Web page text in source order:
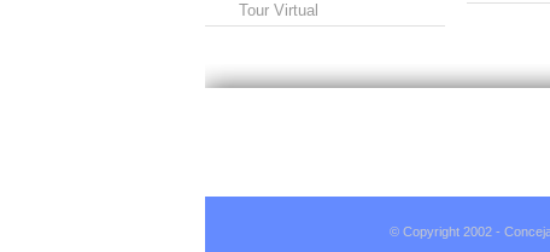
Tour Virtual
© Copyright 2002 -